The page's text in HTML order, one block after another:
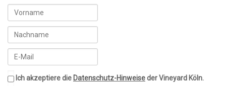
Ich akzeptiere die Datenschutz-Hinweiseder Vineyard Köln.